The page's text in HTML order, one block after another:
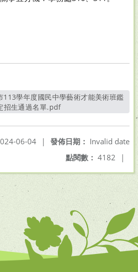
招生通過名單.pdf另開新視窗
發佈日期： Invalid date
06-04
|
點閱數： 4182 |